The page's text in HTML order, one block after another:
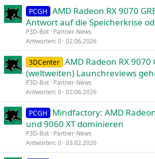
Verdana
PCGH AMD Radeon RX 9070
Antwort auf die Speicherkrise
P3D-Bot Partner-News
Antworten 0 02.06.2026
3DCenter AMD Radeon RX 9070
(weltweiten) Launchreviews
P3D-Bot Partner-News
Antworten 0 02.06.2026
PCGH
Mindfactory: AMD
und 9060 XT dominieren
P3D-Bot Partner-News
Antworten 0 03.02.2026